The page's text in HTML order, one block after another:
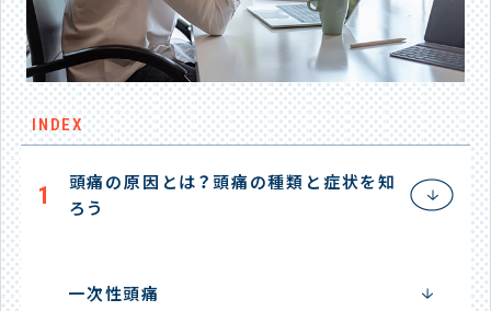
INDEX
1
頭痛の原因とは？頭痛の種類と症状を知
ろう
一次性頭痛